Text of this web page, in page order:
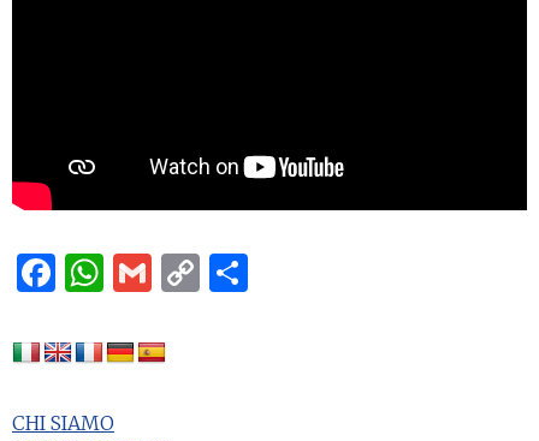
Facebook
WhatsApp
Gmail
Copy
CHI SIAMO